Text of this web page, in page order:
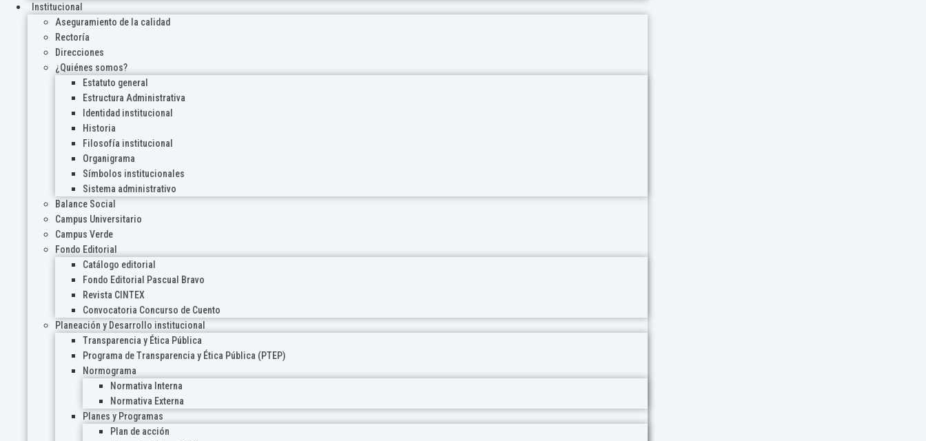
Institucional
Aseguramiento de la calidad
Rectoría
Direcciones
¿Quiénes somos?
Estatuto general
Estructura Administrativa
Identidad institucional
Historia
Filosofía institucional
Organigrama
Símbolos institucionales
Sistema administrativo
Balance Social
Campus Universitario
Campus Verde
Fondo Editorial
Catálogo editorial
Fondo Editorial Pascual Bravo
Revista CINTEX
Convocatoria Concurso de Cuento
Planeación y Desarrollo institucional
Transparencia y Ética Pública
Programa de Transparencia y Ética Pública (PTEP)
Normograma
Normativa Interna
Normativa Externa
Planes y Programas
Plan de acción